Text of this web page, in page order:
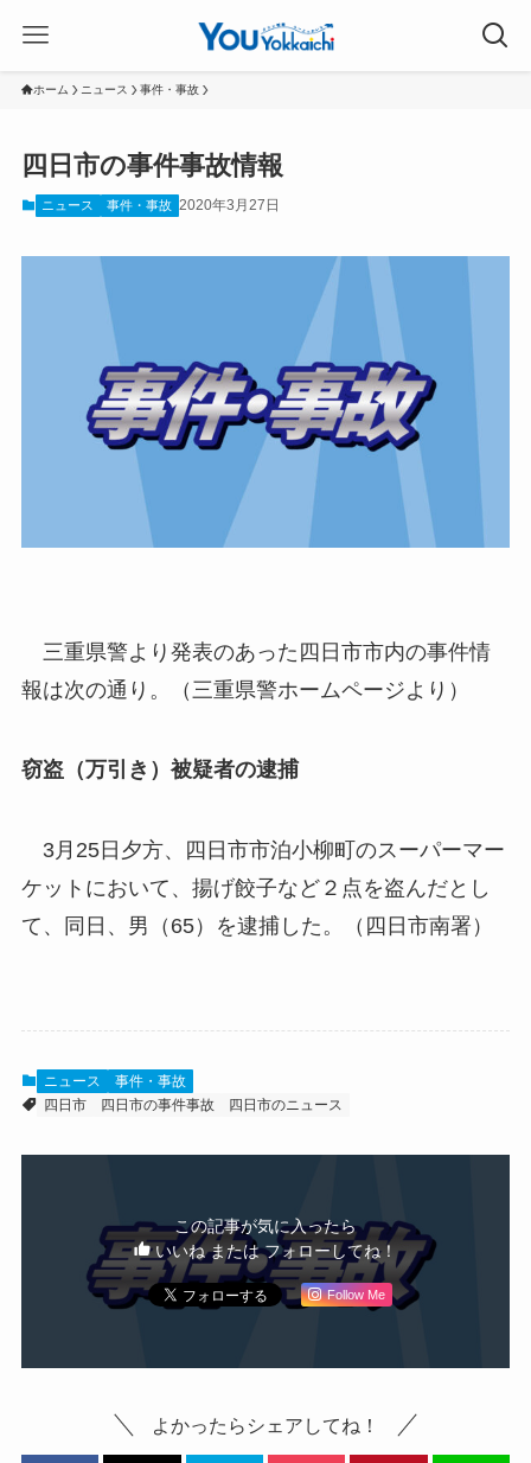
ホーム ニュース 事件・事故
四日市の事件事故情報
ニュース 事件・事故 2020年3月27日
三重県警より発表のあった四日市市内の事件情
報は次の通り。（三重県警ホームページより）
窃盗（万引き）被疑者の逮捕
3月25日夕方、四日市市泊小柳町のスーパーマー
ケットにおいて、揚げ餃子など２点を盗んだとし
て、同日、男（65）を逮捕した。（四日市南署）
ニュース
事件・事故
四日市
四日市の事件事故 四日市のニュース
この記事が気に入ったら
いいね または フォローしてね！
Follow Me
よかったらシェアしてね！